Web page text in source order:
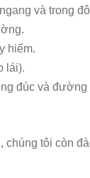
và trong
hiểm.
lái).
đúc và
chúng tôi còn